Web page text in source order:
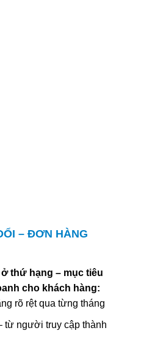
– ĐƠN HÀNG
thứ hạng – mục tiêu
cho khách hàng:
rõ rệt qua từng tháng
từ người truy cập thành